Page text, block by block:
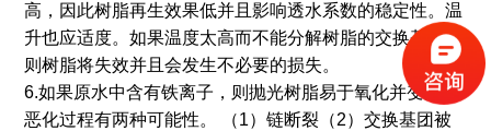
高，因此树脂再生效果低并且影响透水系数的稳定性。温
升也应适度。如果温度太高而不能分解树脂的交换基团，
则树脂将失效并且会发生不必要的损失。
6.如果原水中含有铁离子，则抛光树脂易于氧化并变质。
恶化过程有两种可能性。 （1）链断裂（2）交换基团被